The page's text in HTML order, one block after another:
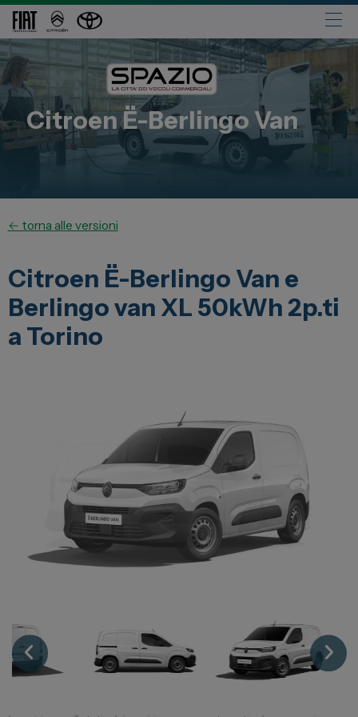
Automobili
Fiat
Abarth
Lancia
Citroen
Leapmotor
Toyota
Veicoli Commerciali
Fiat Professional
Servizi
Auto Usate e Km Zero
CitroenË-Berlingo Van
← torna alle versioni
Citroen Ë-Berlingo Van e
Berlingo van XL 50kWh 2p.ti
a Torino